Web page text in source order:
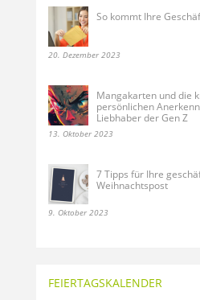
So kommt Ihre
20. Dezember 2023
Mangakarten und die
persönlichen
Liebhaber der Gen Z
13. Oktober 2023
7 Tipps für Ihre
Weihnachtspost
9. Oktober 2023
FEIERTAGSKALENDER